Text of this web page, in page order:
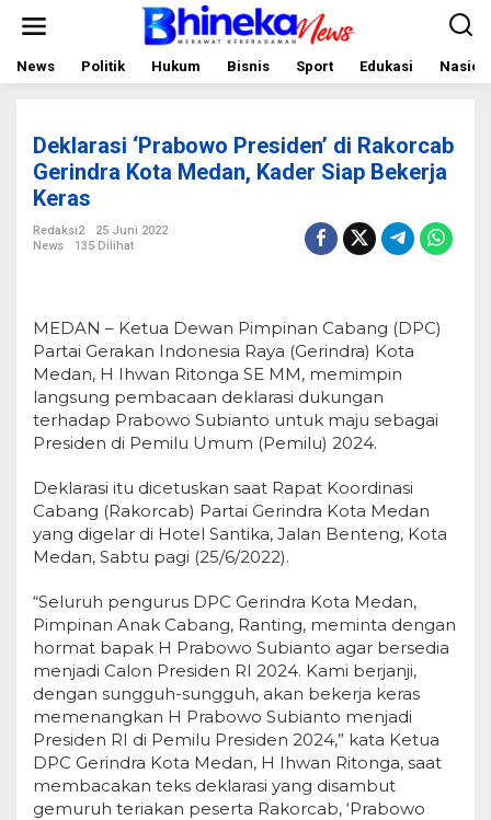
News Politik Hukum Bisnis Sport Edukasi
Deklarasi ‘Prabowo Presiden’ di Rakorcab
Gerindra Kota Medan, Kader Siap Bekerja
Keras
Redaksi2
25 Juni 2022
News
135 Dilihat
MEDAN – Ketua Dewan Pimpinan Cabang (DPC)
Partai Gerakan Indonesia Raya (Gerindra) Kota
Medan, H Ihwan Ritonga SE MM, memimpin
langsung pembacaan deklarasi dukungan
terhadap Prabowo Subianto untuk maju sebagai
Presiden di Pemilu Umum (Pemilu) 2024.
Deklarasi itu dicetuskan saat Rapat Koordinasi
Cabang (Rakorcab) Partai Gerindra Kota Medan
yang digelar di Hotel Santika, Jalan Benteng, Kota
Medan, Sabtu pagi (25/6/2022).
“Seluruh pengurus DPC Gerindra Kota Medan,
Pimpinan Anak Cabang, Ranting, meminta dengan
hormat bapak H Prabowo Subianto agar bersedia
menjadi Calon Presiden RI 2024. Kami berjanji,
dengan sungguh-sungguh, akan bekerja keras
memenangkan H Prabowo Subianto menjadi
Presiden RI di Pemilu Presiden 2024,” kata Ketua
DPC Gerindra Kota Medan, H Ihwan Ritonga, saat
membacakan teks deklarasi yang disambut
gemuruh teriakan peserta Rakorcab, ‘Prabowo